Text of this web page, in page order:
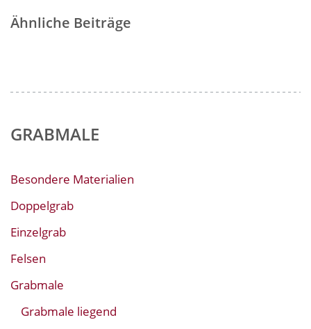
Ähnliche Beiträge
GRABMALE
Besondere Materialien
Doppelgrab
Einzelgrab
Felsen
Grabmale
Grabmale liegend